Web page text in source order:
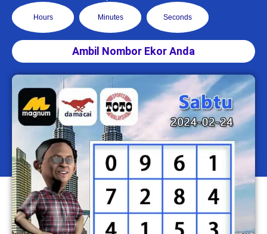
Hours Minutes Seconds
Ambil Nombor Ekor Anda